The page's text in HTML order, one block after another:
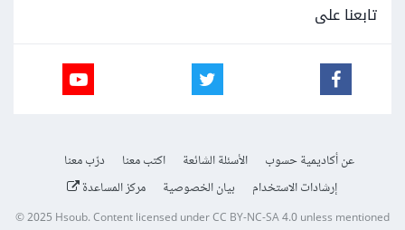
تابعنا على
عن أكاديمية حسوب الأسئلة الشائعة اكتب معنا
درّب معنا
إرشادات الاستخدام
بيان الخصوصية مركز المساعدة
© 2025Hsoub.Content licensed underCC BY-NC-SA 4.0unless mentioned